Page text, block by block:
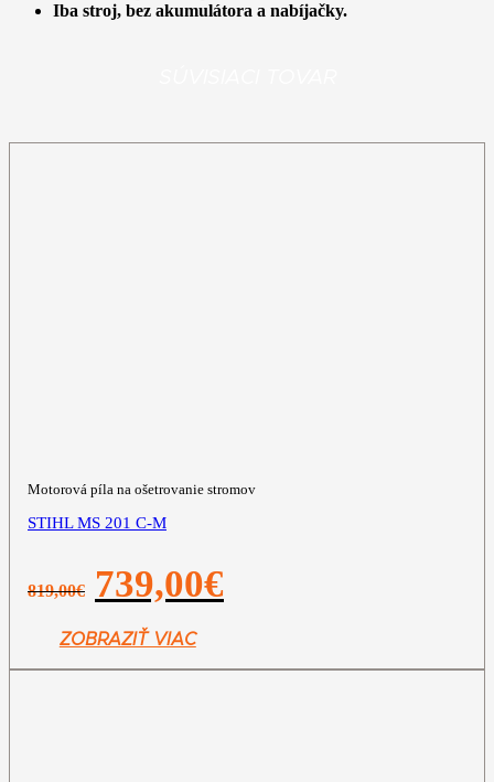
Iba stroj, bez akumulátora a nabíjačky.
Motorová píla na ošetrovanie stromov
STIHL MS 201 C-M
819,00€
Pôvodná
cena
819,00€.
739,00€
ZOBRAZIŤ VIAC